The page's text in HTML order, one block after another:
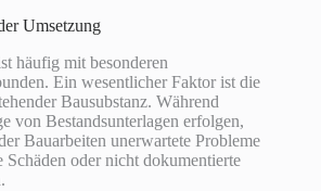
Umsetzung
häufig mit besonderen
Ein wesentlicher Faktor ist die
Bausubstanz. Während
von Bestandsunterlagen erfolgen,
Bauarbeiten unerwartete Probleme
Schäden oder nicht dokumentierte